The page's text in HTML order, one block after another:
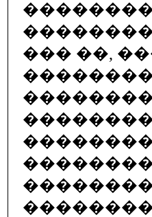
��� ��,